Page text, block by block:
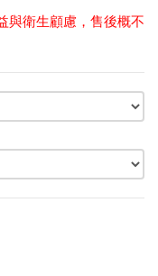
與衛生顧慮，售後概不